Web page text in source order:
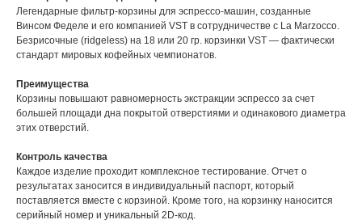
Легендарные фильтр-корзины для эспрессо-машин, созданные
Винсом Феделе и его компанией VST в сотрудничестве с La Marzocco.
Безрисочные (ridgeless) на 18 или 20 гр. корзинки VST — фактически
стандарт мировых кофейных чемпионатов.
Преимущества
Корзины повышают равномерность экстракции эспрессо за счет
большей площади дна покрытой отверстиями и одинакового диаметра
этих отверстий.
Контроль качества
Каждое изделие проходит комплексное тестирование. Отчет о
результатах заносится в индивидуальный паспорт, который
поставляется вместе с корзиной. Кроме того, на корзинку наносится
серийный номер и уникальный 2D-код.